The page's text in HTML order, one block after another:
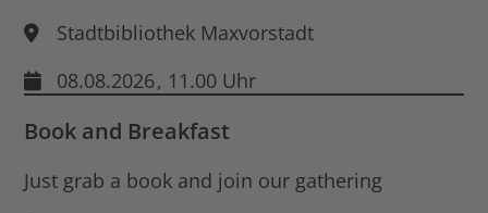
Stadtbibliothek Maxvorstadt
08.08.2026, 11.00 Uhr
Book and Breakfast
Just grab a book and join our gathering